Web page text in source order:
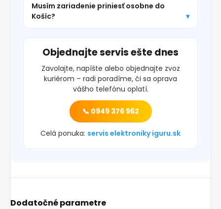
Musím zariadenie priniesť osobne do
Košíc?
Objednajte servis ešte dnes
Zavolajte, napíšte alebo objednajte zvoz
kuriérom – radi poradíme, či sa oprava
vášho telefónu oplatí.
📞 0949 376 962
Celá ponuka: servis elektroniky iguru.sk
Dodatočné parametre